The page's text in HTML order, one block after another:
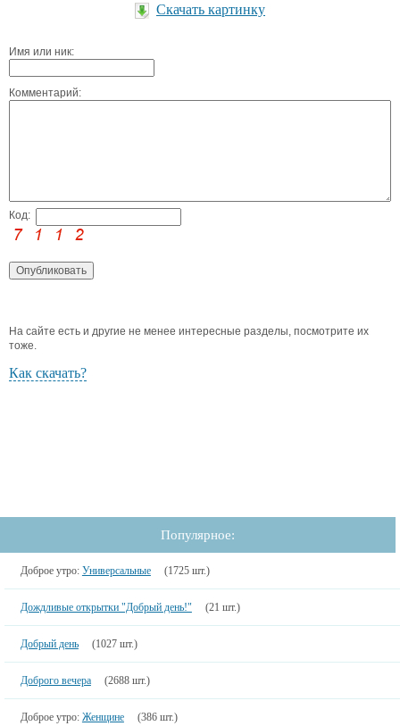
Скачать картинку
Имя или ник:
Комментарий:
Код:
На сайте есть и другие не менее интересные разделы, посмотрите их
тоже.
Как скачать?
Популярное:
Доброе утро: Универсальные (1725 шт.)
Дождливые открытки "Добрый день!" (21 шт.)
Добрый день (1027 шт.)
Доброго вечера (2688 шт.)
Доброе утро: Женщине (386 шт.)